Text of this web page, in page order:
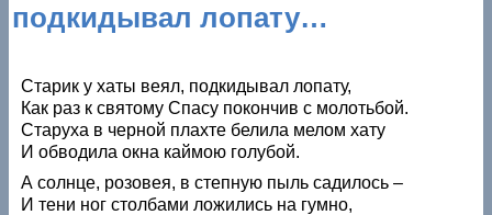
подкидывал лопату…
Старик у хаты веял, подкидывал лопату,
Как раз к святому Спасу покончив с молотьбой.
Старуха в черной плахте белила мелом хату
И обводила окна каймою голубой.
А солнце, розовея, в степную пыль садилось –
И тени ног столбами ложились на гумно,